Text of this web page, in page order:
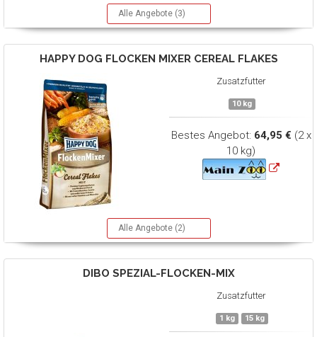
Alle Angebote (3)
HAPPY DOG FLOCKEN MIXER CEREAL FLAKES
Zusatzfutter
10 kg
Bestes Angebot: 64,95 € (2 x
10 kg)
Alle Angebote (2)
DIBO SPEZIAL-FLOCKEN-MIX
Zusatzfutter
1 kg 15 kg